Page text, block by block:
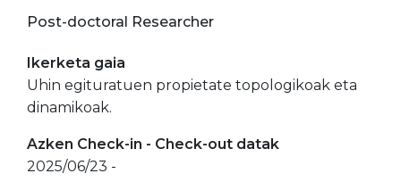
Post-doctoral Researcher
Ikerketa gaia
Uhin egituratuen propietate topologikoak eta
dinamikoak.
Azken Check-in - Check-out datak
2025/06/23 -